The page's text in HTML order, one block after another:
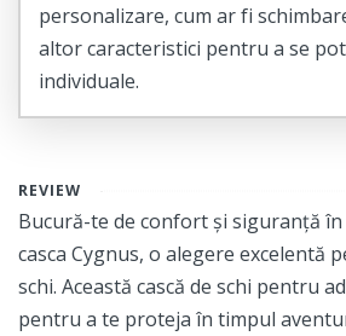
personalizare, cum ar fi
altor caracteristici pentru a se
individuale.
REVIEW
Bucură-te de confort și siguranță
casca Cygnus, o alegere excelentă
schi. Această cască de schi pentru
pentru a te proteja în timpul